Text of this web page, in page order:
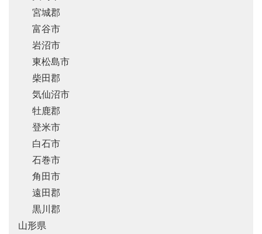
宮城郡
富谷市
岩沼市
東松島市
柴田郡
気仙沼市
牡鹿郡
登米市
白石市
石巻市
角田市
遠田郡
黒川郡
山形県